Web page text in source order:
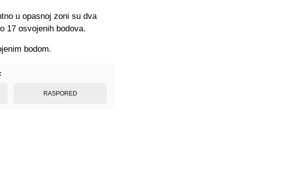
u opasnoj zoni su dva
17 osvojenih bodova.
bodom.
RASPORED